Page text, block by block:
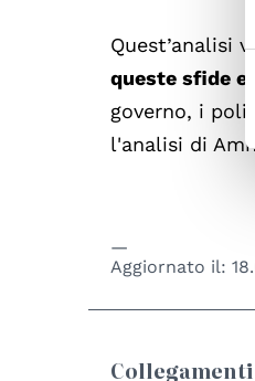
Quest’analisi
queste sfide e
governo, i
l'analisi di
Aggiornato il:
Collegamenti